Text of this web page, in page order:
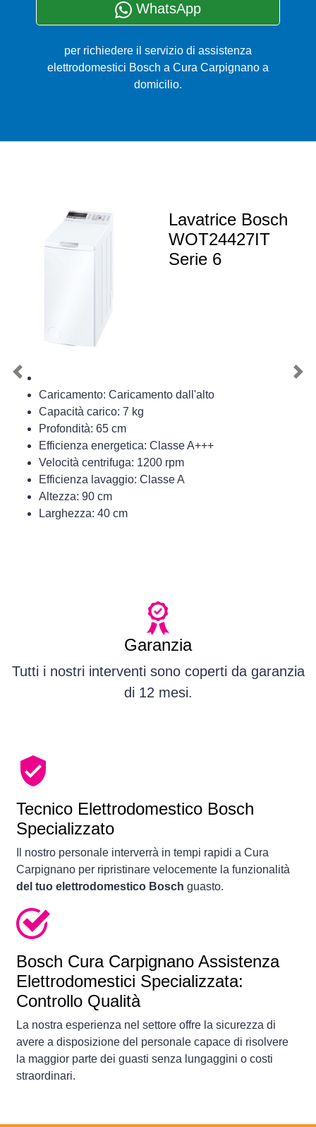
WhatsApp
per richiedere il servizio di assistenza
elettrodomestici Bosch a Cura Carpignano a
domicilio.
Lavatrice Bosch
WOT24427IT
Serie 6
Caricamento: Caricamento dall'alto
Capacità carico: 7 kg
Profondità: 65 cm
Efficienza energetica: Classe A+++
Velocità centrifuga: 1200 rpm
Efficienza lavaggio: Classe A
Altezza: 90 cm
Larghezza: 40 cm
Previous
Garanzia
Tutti i nostri interventi sono coperti da garanzia
di 12 mesi.
Tecnico Elettrodomestico Bosch
Specializzato
Il nostro personale interverrà in tempi rapidi a Cura
Carpignano per ripristinare velocemente la funzionalità
del tuo elettrodomestico Bosch guasto.
Bosch Cura Carpignano Assistenza
Elettrodomestici Specializzata:
Controllo Qualità
La nostra esperienza nel settore offre la sicurezza di
avere a disposizione del personale capace di risolvere
la maggior parte dei guasti senza lungaggini o costi
straordinari.